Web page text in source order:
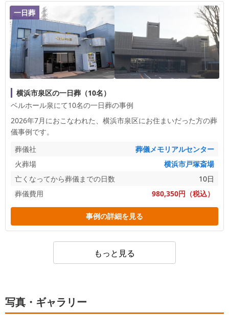
一日葬
横浜市泉区の一日葬（10名）
ベルホール泉にて10名の一日葬の事例
2026年7月におこなわれた、 横浜市泉区にお住まいだった方の葬
儀事例です。
葬儀社
葬儀メモリアルセンター
火葬場
横浜市戸塚斎場
亡くなってから葬儀までの日数
10日
葬儀費用
980,350円（税込）
事例の詳細を見る
もっと見る
写真・ギャラリー